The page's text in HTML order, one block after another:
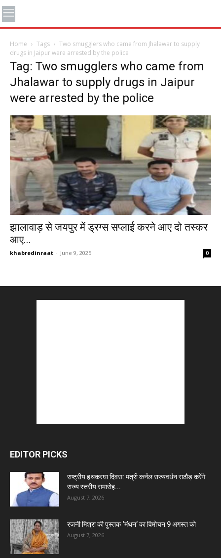
Home Tags
Two smugglers who came from Jhalawar to supply
drugs in Jaipur were arrested by the police
Tag: Two smugglers who came from
Jhalawar to supply drugs in Jaipur
were arrested by the police
झालावाड़ से जयपुर में ड्रग्स सप्लाई करने आए दो तस्कर
आए...
khabredinraat - June 9, 2025 0
EDITOR PICKS
राष्ट्रीय हथकरघा दिवस: मंत्री कर्नल राज्यवर्धन राठौड़ करेंगे
राज्य स्तरीय समारोह...
August 7, 2026
रजनी मिश्रा की पुस्तक ‘मंथन’ का विमोचन 9 अगस्त को
August 7, 2026